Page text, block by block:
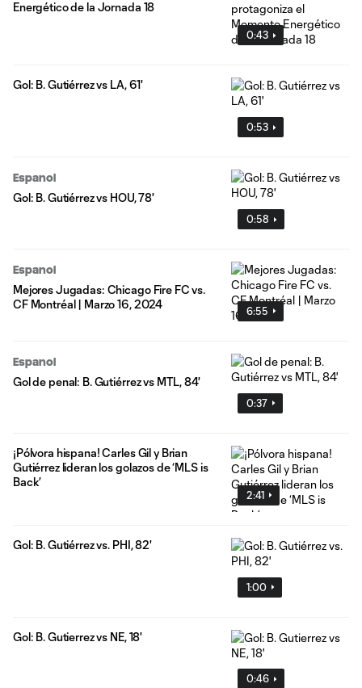
0:43
Energético de la Jornada 18
0:53
Gol: B. Gutiérrez vs LA, 61'
0:58
Espanol
Gol: B. Gutiérrez vs HOU, 78'
6:55
Espanol
Mejores Jugadas: Chicago Fire FC vs.
CF Montréal | Marzo 16, 2024
0:37
Espanol
Gol de penal: B. Gutiérrez vs MTL, 84'
2:41
¡Pólvora hispana! Carles Gil y Brian
Gutiérrez lideran los golazos de ‘MLS is
Back’
1:00
Gol: B. Gutiérrez vs. PHI, 82'
0:46
Gol: B. Gutierrez vs NE, 18'